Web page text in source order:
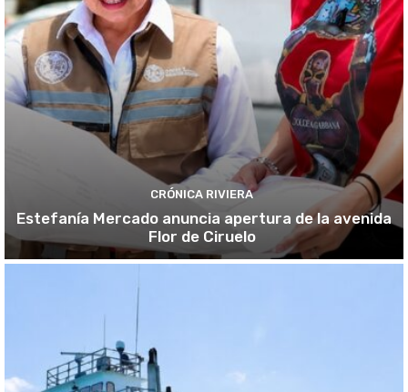
CRÓNICA RIVIERA
Estefanía Mercado anuncia apertura de la avenida
Flor de Ciruelo